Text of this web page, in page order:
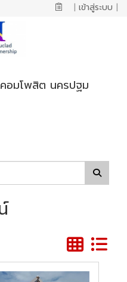
| เข้าสู่ระบบ |
อมโพสิต นครปฐม